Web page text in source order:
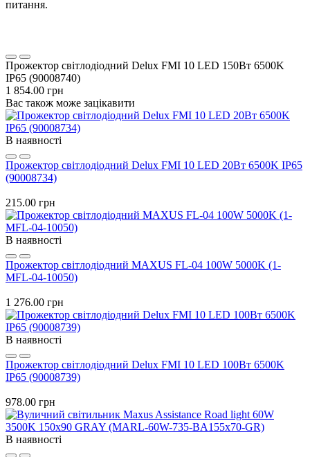
питання.
Прожектор світлодіодний Delux FMI 10 LED 150Вт 6500K
IP65 (90008740)
1 854.00 грн
Вас також може зацікавити
В наявності
Прожектор світлодіодний Delux FMI 10 LED 20Вт 6500K IP65
(90008734)
215.00 грн
В наявності
Прожектор світлодіодний MAXUS FL-04 100W 5000K (1-
MFL-04-10050)
1 276.00 грн
В наявності
Прожектор світлодіодний Delux FMI 10 LED 100Вт 6500K
IP65 (90008739)
978.00 грн
В наявності